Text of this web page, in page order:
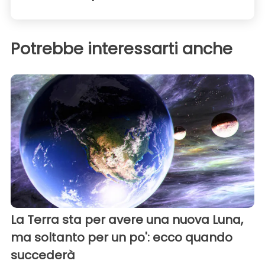
Potrebbe interessarti anche
La Terra sta per avere una nuova Luna,
ma soltanto per un po': ecco quando
succederà